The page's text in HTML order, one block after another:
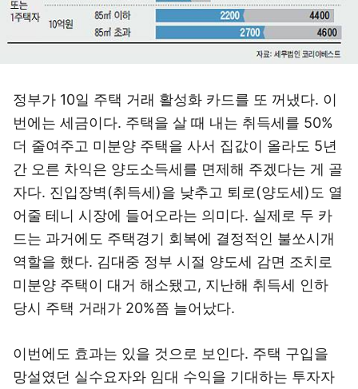
정부가 10일 주택 거래 활성화 카드를 또 꺼냈다. 이
번에는 세금이다. 주택을 살 때 내는 취득세를 50%
더 줄여주고 미분양 주택을 사서 집값이 올라도 5년
간 오른 차익은 양도소득세를 면제해 주겠다는 게 골
자다. 진입장벽(취득세)을 낮추고 퇴로(양도세)도 열
어줄 테니 시장에 들어오라는 의미다. 실제로 두 카
드는 과거에도 주택경기 회복에 결정적인 불쏘시개
역할을 했다. 김대중 정부 시절 양도세 감면 조치로
미분양 주택이 대거 해소됐고, 지난해 취득세 인하
당시 주택 거래가 20%쯤 늘어났다.
이번에도 효과는 있을 것으로 보인다. 주택 구입을
망설였던 실수요자와 임대 수익을 기대하는 투자자